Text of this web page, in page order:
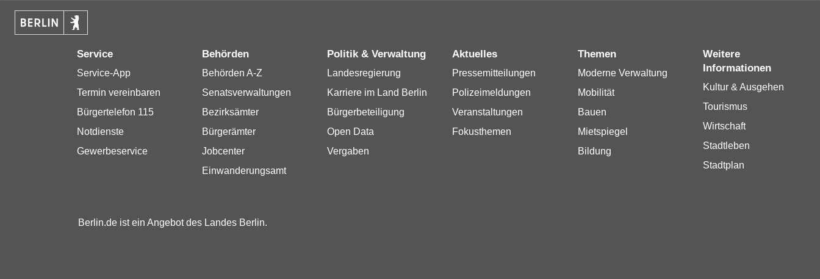
Service
Service-App
Termin vereinbaren
Bürgertelefon 115
Notdienste
Gewerbeservice
Behörden
Behörden A-Z
Senatsverwaltungen
Bezirksämter
Bürgerämter
Jobcenter
Einwanderungsamt
Politik & Verwaltung
Landesregierung
Karriere im Land Berlin
Bürgerbeteiligung
Open Data
Vergaben
Aktuelles
Pressemitteilungen
Polizeimeldungen
Veranstaltungen
Fokusthemen
Themen
Moderne Verwaltung
Mobilität
Bauen
Mietspiegel
Bildung
Weitere
Informationen
Kultur & Ausgehen
Tourismus
Wirtschaft
Stadtleben
Stadtplan
Berlin.de ist ein Angebot des Landes Berlin.